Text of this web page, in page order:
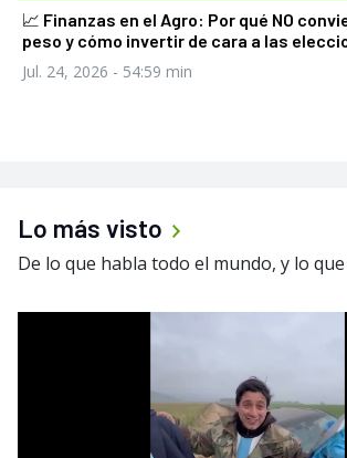
📈 Finanzas en el Agro: Por qué NO
peso y cómo invertir de cara a las
Jul. 24, 2026 - 54:59 min
Lo más visto
De lo que habla todo el mundo, y lo